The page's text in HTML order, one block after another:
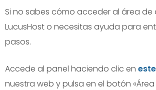
Si no sabes cómo acceder al área de
LucusHost o necesitas ayuda para
pasos.
Accede al panel haciendo clic en
nuestra web y pulsa en el botón «Área